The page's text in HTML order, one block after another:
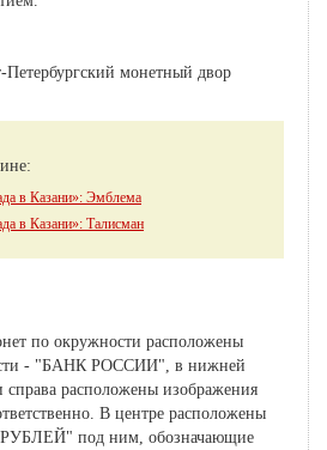
Петербургский монетный двор
в Казани»: Эмблема
в Казани»: Талисман
по окружности расположены
- "БАНК РОССИИ", в нижней
справа расположены изображения
В центре расположены
под ним, обозначающие